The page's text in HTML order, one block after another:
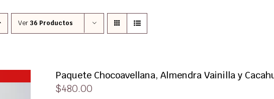
Ver 36 Productos
Paquete Chocoavellana, Almendra Vainilla y
$480.00